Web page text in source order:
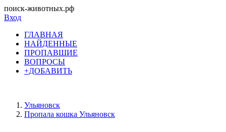
поиск-животных.рф
Вход
ГЛАВНАЯ
НАЙДЕННЫЕ
ПРОПАВШИЕ
ВОПРОСЫ
+ДОБАВИТЬ
Ульяновск
Пропала кошка Ульяновск